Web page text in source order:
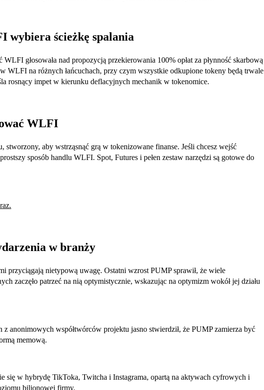
wybiera ścieżkę spalania
WLFI głosowała nad propozycją przekierowania 100% opłat za płynność skarbową
WLFI na różnych łańcuchach, przy czym wszystkie odkupione tokeny będą trwale
rosnący impet w kierunku deflacyjnych mechanik w tokenomice.
WLFI
aby wstrząsnąć grą w tokenizowane finanse. Jeśli chcesz wejść
sposób handlu WLFI. Spot, Futures i pełen zestaw narzędzi są gotowe do
w branży
przyciągają nietypową uwagę. Ostatni wzrost PUMP sprawił, że wiele
zaczęło patrzeć na nią optymistycznie, wskazując na optymizm wokół jej działu
anonimowych współtwórców projektu jasno stwierdził, że PUMP zamierza być
memową.
się w hybrydę TikToka, Twitcha i Instagrama, opartą na aktywach cyfrowych i
bilionowej firmy.